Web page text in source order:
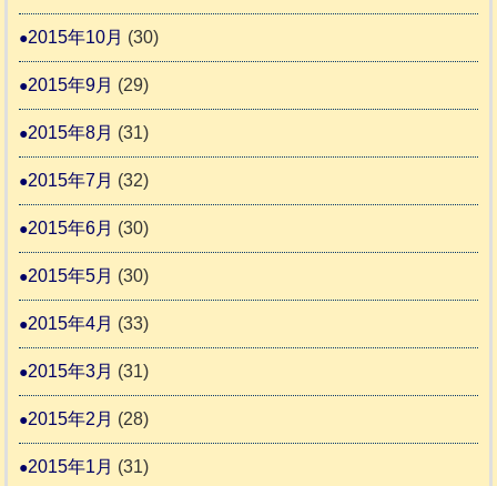
2015年10月 (30)
2015年9月 (29)
2015年8月 (31)
2015年7月 (32)
2015年6月 (30)
2015年5月 (30)
2015年4月 (33)
2015年3月 (31)
2015年2月 (28)
2015年1月 (31)